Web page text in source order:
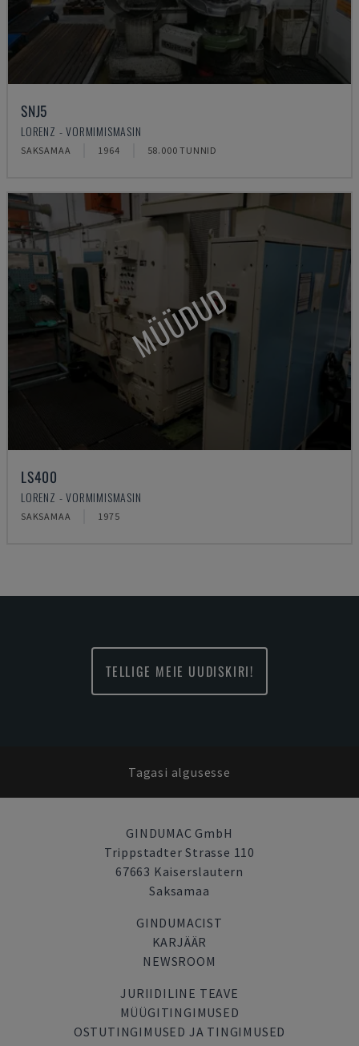
SNJ5
LORENZ - VORMIMISMASIN
SAKSAMAA 1964 58.000 TUNNID
MÜÜDUD
LS400
LORENZ - VORMIMISMASIN
SAKSAMAA 1975
TELLIGE MEIE UUDISKIRI!
Tagasi algusesse
GINDUMAC GmbH
Trippstadter Strasse 110
67663 Kaiserslautern
Saksamaa
GINDUMACIST
KARJÄÄR
NEWSROOM
JURIIDILINE TEAVE
MÜÜGITINGIMUSED
OSTUTINGIMUSED JA TINGIMUSED